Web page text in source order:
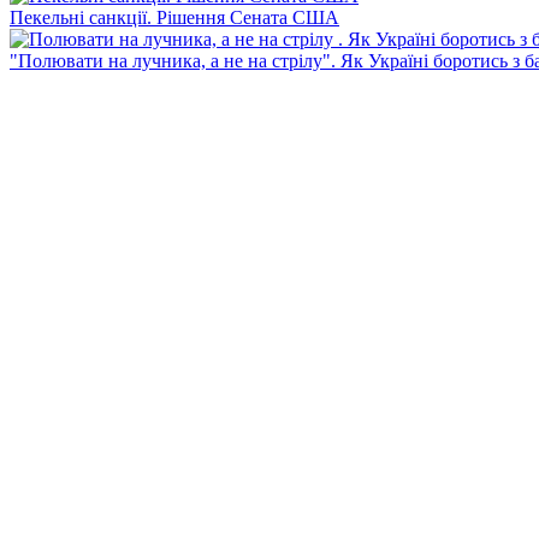
Пекельні санкції. Рішення Сената США
"Полювати на лучника, а не на стрілу". Як Україні боротись з